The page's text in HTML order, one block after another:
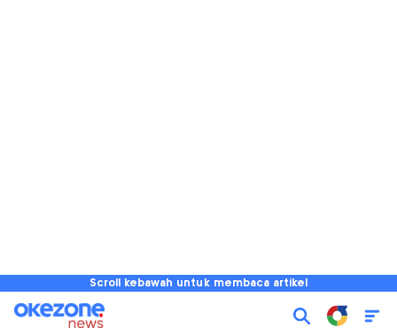
Scroll kebawah untuk membaca artikel